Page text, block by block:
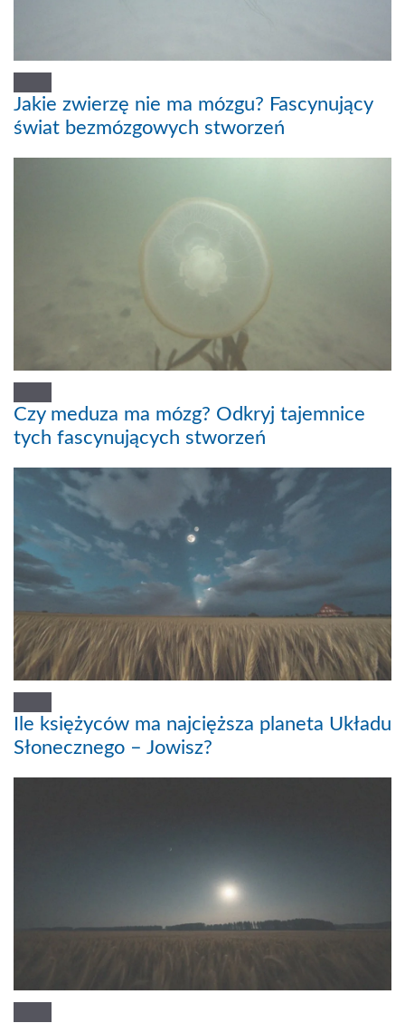
Jakie zwierzę nie ma mózgu? Fascynujący
świat bezmózgowych stworzeń
Czy meduza ma mózg? Odkryj tajemnice
tych fascynujących stworzeń
Ile księżyców ma najcięższa planeta Układu
Słonecznego – Jowisz?